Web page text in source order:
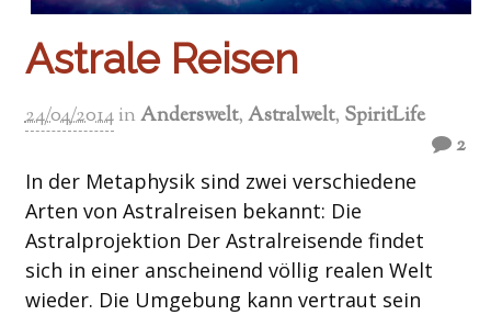
Astrale Reisen
24/04/2014 inAnderswelt,Astralwelt, SpiritLife
2
In der Metaphysik sind zwei verschiedene
Arten von Astralreisen bekannt: Die
Astralprojektion Der Astralreisende findet
sich in einer anscheinend völlig realen Welt
wieder. Die Umgebung kann vertraut sein